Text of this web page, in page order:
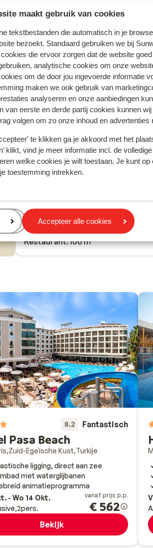
maakt gebruik van cookies
tekstbestanden die automatisch in je
bezoekt. Standaard gebruiken we bij
die ervoor zorgen dat de website
analytische cookies om onze
om de door jou ingevoerde informatie
maken we ook gebruik van
analyseren en onze aanbiedingen
van eerste en derde partij cookies kunnen
volgen om zo onze inhoud en
te klikken ga je akkoord met het
klikt, vind je meer informatie incl. de
welke cookies je wilt toestaan. Je kunt
toestemming intrekken.
Accepteer alle cookies
Fantastisch
Det var fint
Det var fint
Vertalen naar het Nederlands (NL)
TerkelMet partner
Barstreet: 800 m
Winkels: 100 m
Restaurant: 100 m
8.2 Fantastisch
Pasa Beach
Zuid-Egeïsche Kust Turkije
ligging, direct aan zee
met waterglijbanen
animatieprogramma
- Wo 14 Okt.
2pers.
vanaf prijs p.p.
€ 562
Bekijk